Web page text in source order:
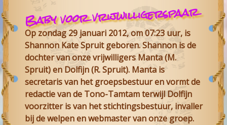
Baby voor vrijwilligerspaar
Op zondag 29 januari 2012, om 07:23 uur, is
Shannon Kate Spruit geboren. Shannon is de
dochter van onze vrijwilligers Manta (M.
Spruit) en Dolfijn (R. Spruit). Manta is
secretaris van het groepsbestuur en vormt de
redactie van de Tono-Tamtam terwijl Dolfijn
voorzitter is van het stichtingsbestuur, invaller
bij de welpen en webmaster van onze groep.